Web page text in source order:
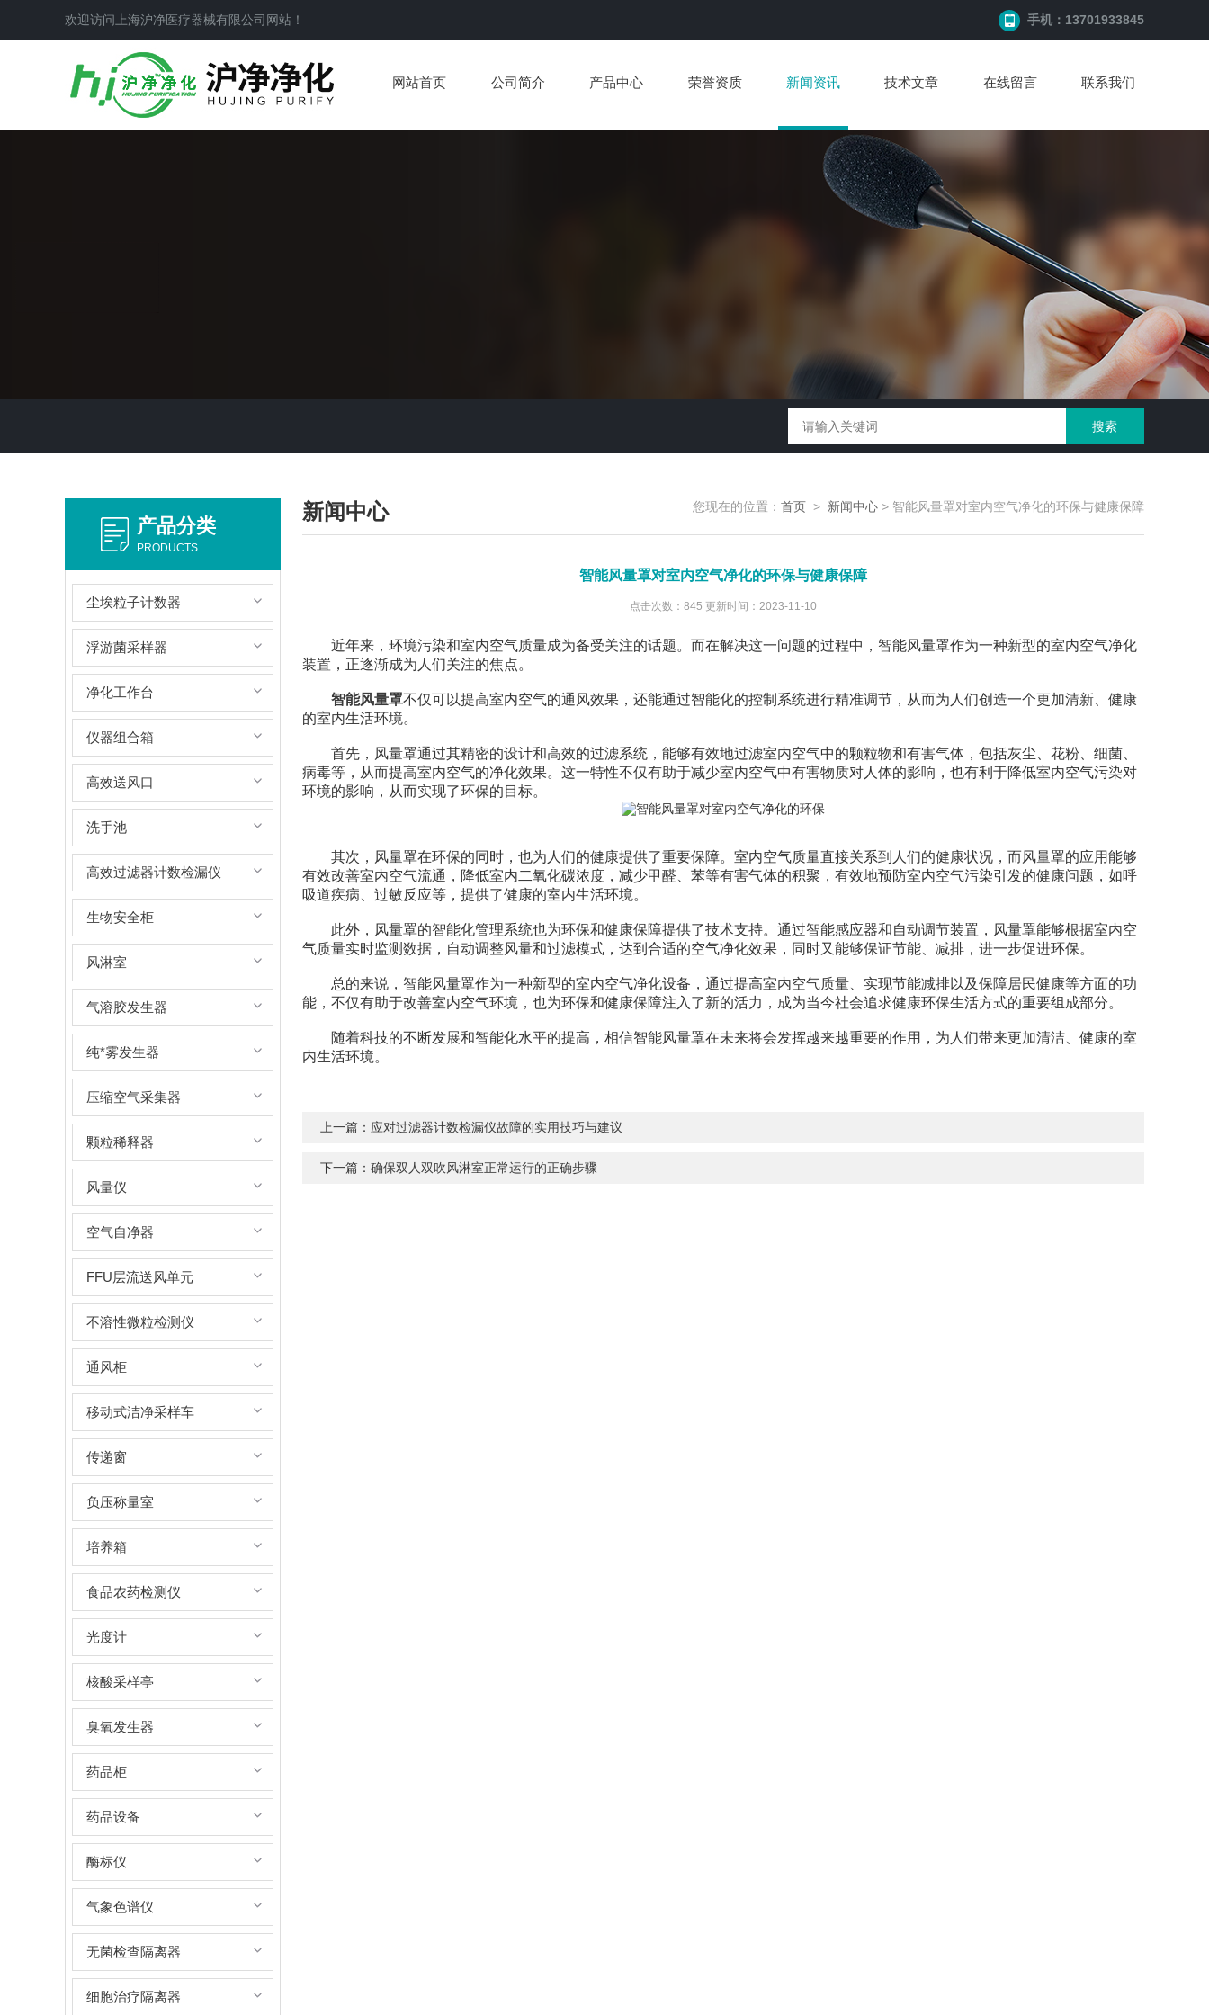
欢迎访问上海沪净医疗器械有限公司网站！ 手机：13701933845
网站首页 公司简介 产品中心 荣誉资质 新闻资讯 技术文章 在线留言 联系我们
新闻中心 您现在的位置： 首页 > 新闻中心 > 智能风量罩对室内空气净化的环保与健康保障
智能风量罩对室内空气净化的环保与健康保障
点击次数：845 更新时间：2023-11-10
近年来，环境污染和室内空气质量成为备受关注的话题。而在解决这一问题的过程中，智能风量罩作为一种新型的室内空气净化
装置，正逐渐成为人们关注的焦点。
智能风量罩不仅可以提高室内空气的通风效果，还能通过智能化的控制系统进行精准调节，从而为人们创造一个更加清新、健康
的室内生活环境。
首先，风量罩通过其精密的设计和高效的过滤系统，能够有效地过滤室内空气中的颗粒物和有害气体，包括灰尘、花粉、细菌、
病毒等，从而提高室内空气的净化效果。这一特性不仅有助于减少室内空气中有害物质对人体的影响，也有利于降低室内空气污染对
环境的影响，从而实现了环保的目标。
其次，风量罩在环保的同时，也为人们的健康提供了重要保障。室内空气质量直接关系到人们的健康状况，而风量罩的应用能够
有效改善室内空气流通，降低室内二氧化碳浓度，减少甲醛、苯等有害气体的积聚，有效地预防室内空气污染引发的健康问题，如呼
吸道疾病、过敏反应等，提供了健康的室内生活环境。
此外，风量罩的智能化管理系统也为环保和健康保障提供了技术支持。通过智能感应器和自动调节装置，风量罩能够根据室内空
气质量实时监测数据，自动调整风量和过滤模式，达到合适的空气净化效果，同时又能够保证节能、减排，进一步促进环保。
总的来说，智能风量罩作为一种新型的室内空气净化设备，通过提高室内空气质量、实现节能减排以及保障居民健康等方面的功
能，不仅有助于改善室内空气环境，也为环保和健康保障注入了新的活力，成为当今社会追求健康环保生活方式的重要组成部分。
随着科技的不断发展和智能化水平的提高，相信智能风量罩在未来将会发挥越来越重要的作用，为人们带来更加清洁、健康的室
内生活环境。
上一篇： 应对过滤器计数检漏仪故障的实用技巧与建议
下一篇： 确保双人双吹风淋室正常运行的正确步骤
产品分类
PRODUCTS
尘埃粒子计数器
浮游菌采样器
净化工作台
仪器组合箱
高效送风口
洗手池
高效过滤器计数检漏仪
生物安全柜
风淋室
气溶胶发生器
纯*雾发生器
压缩空气采集器
颗粒稀释器
风量仪
空气自净器
FFU层流送风单元
不溶性微粒检测仪
通风柜
移动式洁净采样车
传递窗
负压称量室
培养箱
食品农药检测仪
光度计
核酸采样亭
臭氧发生器
药品柜
药品设备
酶标仪
气象色谱仪
无菌检查隔离器
细胞治疗隔离器